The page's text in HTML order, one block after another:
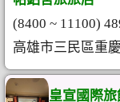
(8400 ~ 11100)
高雄市三民區重
皇宣國際旅